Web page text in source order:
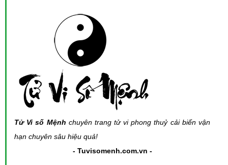
Tử Vi số Mệnh chuyên trang tử vi phong thuỷ cải biến vận
hạn chuyên sâu hiệu quả!
- Tuvisomenh.com.vn -